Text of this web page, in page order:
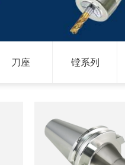
刀座 镗系列